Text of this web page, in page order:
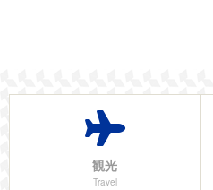
観光
Travel